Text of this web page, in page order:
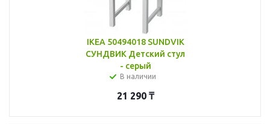
IKEA 50494018 SUNDVIK
СУНДВИК Детский стул
- серый
В наличии
21 290₸